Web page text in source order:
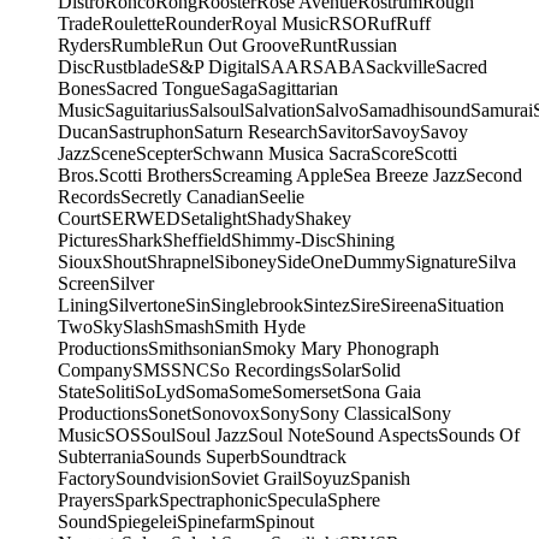
TradeRouletteRounderRoyal MusicRSORufRuff
RydersRumbleRun Out GrooveRuntRussian
DiscRustbladeS&P DigitalSAARSABASackvilleSacred
BonesSacred TongueSagaSagittarian
MusicSaguitariusSalsoulSalvationSalvoSamadhisoundSamurai
DucanSastruphonSaturn ResearchSavitorSavoySavoy
JazzSceneScepterSchwann Musica SacraScoreScotti
Bros.Scotti BrothersScreaming AppleSea Breeze JazzSecond
RecordsSecretly CanadianSeelie
CourtSERWEDSetalightShadyShakey
PicturesSharkSheffieldShimmy-DiscShining
SiouxShoutShrapnelSiboneySideOneDummySignatureSilva
ScreenSilver
LiningSilvertoneSinSinglebrookSintezSireSireenaSituation
TwoSkySlashSmashSmith Hyde
ProductionsSmithsonianSmoky Mary Phonograph
CompanySMSSNCSo RecordingsSolarSolid
StateSolitiSoLydSomaSomeSomersetSona Gaia
ProductionsSonetSonovoxSonySony ClassicalSony
MusicSOSSoulSoul JazzSoul NoteSound AspectsSounds Of
SubterraniaSounds SuperbSoundtrack
FactorySoundvisionSoviet GrailSoyuzSpanish
PrayersSparkSpectraphonicSpeculaSphere
SoundSpiegeleiSpinefarmSpinout